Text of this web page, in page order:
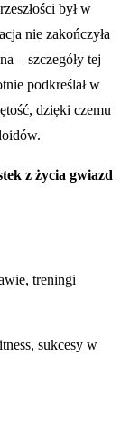
był w
nie zakończyła
– szczegóły tej
podkreślał w
dzięki czemu
z życia gwiazd
treningi
sukcesy w